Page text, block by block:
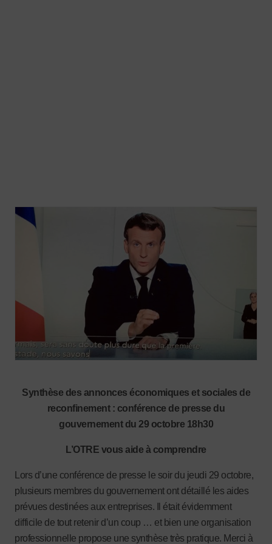
Synthèse des annonces économiques et sociales de
reconfinement : conférence de presse du
gouvernement du 29 octobre 18h30
L’OTRE vous aide à comprendre
Lors d’une conférence de presse le soir du jeudi 29 octobre,
plusieurs membres du gouvernement ont détaillé les aides
prévues destinées aux entreprises. Il était évidemment
difficile de tout retenir d’un coup … et bien une organisation
professionnelle propose une synthèse très pratique. Merci à